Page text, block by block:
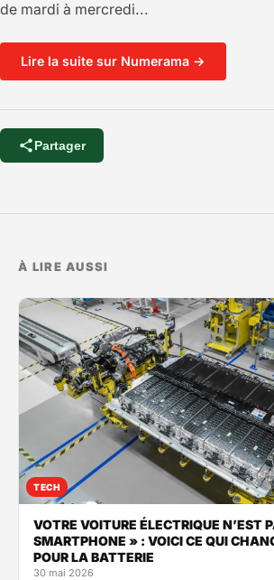
de mardi à mercredi...
Lire la suite sur Numerama →
Partager
À LIRE AUSSI
TECH
VOTRE VOITURE ÉLECTRIQUE N’EST
SMARTPHONE » : VOICI CE QUI
POUR LA BATTERIE
30 mai 2026